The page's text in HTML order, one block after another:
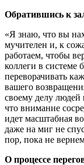
Обратившись к
«Я знаю, что вы
мучителен и, к
работаем, чтобы
коллеги в системе
переворачивать
вашего
своему делу людей
что внимание
идет масштабная
даже на миг не
пор, пока не
О процессе